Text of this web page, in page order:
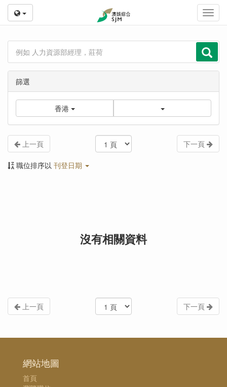
篩選
香港
上一頁 下一頁
職位排序以 刊登日期
沒有相關資料
上一頁 下一頁
網站地圖
首頁